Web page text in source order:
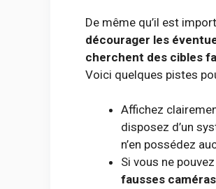
De même qu’il est
décourager les
cherchent des cibles
Voici quelques pistes
Affichez
disposez d’un
n’en possédez
Si vous ne
fausses caméras